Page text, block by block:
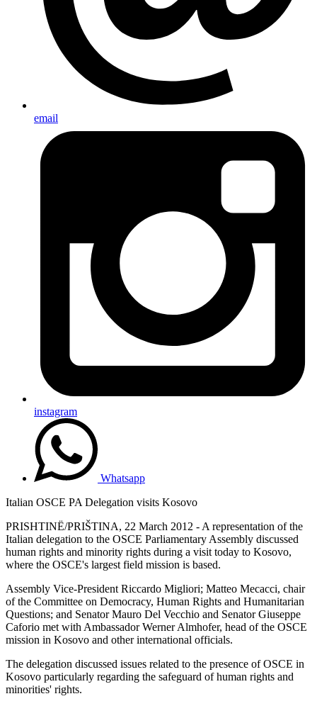
email
instagram
Whatsapp
Italian OSCE PA Delegation visits Kosovo
PRISHTINË/PRIŠTINA, 22 March 2012 - A representation of the
Italian delegation to the OSCE Parliamentary Assembly discussed
human rights and minority rights during a visit today to Kosovo,
where the OSCE's largest field mission is based.
Assembly Vice-President Riccardo Migliori; Matteo Mecacci, chair
of the Committee on Democracy, Human Rights and Humanitarian
Questions; and Senator Mauro Del Vecchio and Senator Giuseppe
Caforio met with Ambassador Werner Almhofer, head of the OSCE
mission in Kosovo and other international officials.
The delegation discussed issues related to the presence of OSCE in
Kosovo particularly regarding the safeguard of human rights and
minorities' rights.